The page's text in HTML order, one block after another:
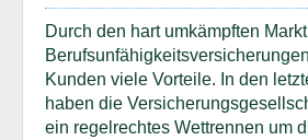
Durch den hart umkämpften
Kunden viele Vorteile. In den
haben die
ein regelrechtes Wettrennen um